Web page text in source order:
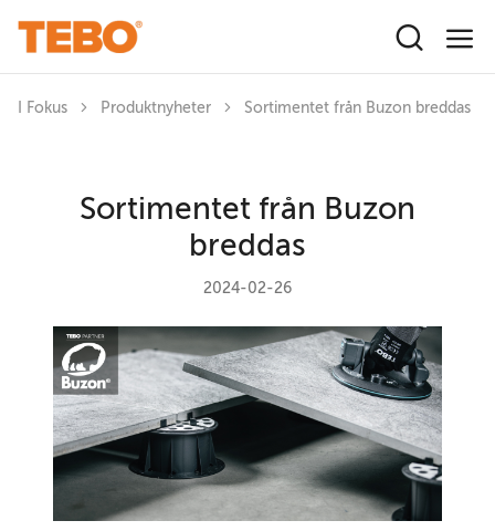
I Fokus Produktnyheter Sortimentet från Buzon breddas
Sortimentet från Buzon
breddas
2024-02-26